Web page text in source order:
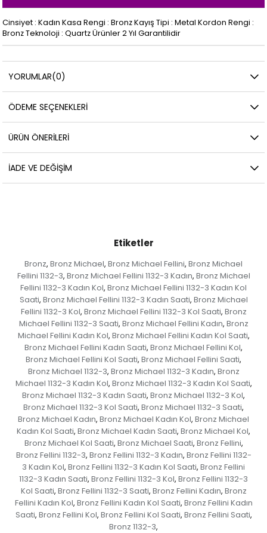
Cinsiyet : Kadın Kasa Rengi : Bronz Kayış Tipi : Metal Kordon Rengi :
Bronz Teknoloji : Quartz Ürünler 2 Yıl Garantilidir
YORUMLAR(0)
ÖDEME SEÇENEKLERI
ÜRÜN ÖNERILERI
İADE VE DEĞIŞIM
Etiketler
Bronz, Bronz Michael, Bronz Michael Fellini, Bronz Michael
Fellini 1132-3, Bronz Michael Fellini 1132-3 Kadın, Bronz Michael
Fellini 1132-3 Kadın Kol, Bronz Michael Fellini 1132-3 Kadın Kol
Saati, Bronz Michael Fellini 1132-3 Kadın Saati, Bronz Michael
Fellini 1132-3 Kol, Bronz Michael Fellini 1132-3 Kol Saati, Bronz
Michael Fellini 1132-3 Saati, Bronz Michael Fellini Kadın, Bronz
Michael Fellini Kadın Kol, Bronz Michael Fellini Kadın Kol Saati,
Bronz Michael Fellini Kadın Saati, Bronz Michael Fellini Kol,
Bronz Michael Fellini Kol Saati, Bronz Michael Fellini Saati,
Bronz Michael 1132-3, Bronz Michael 1132-3 Kadın, Bronz
Michael 1132-3 Kadın Kol, Bronz Michael 1132-3 Kadın Kol Saati,
Bronz Michael 1132-3 Kadın Saati, Bronz Michael 1132-3 Kol,
Bronz Michael 1132-3 Kol Saati, Bronz Michael 1132-3 Saati,
Bronz Michael Kadın, Bronz Michael Kadın Kol, Bronz Michael
Kadın Kol Saati, Bronz Michael Kadın Saati, Bronz Michael Kol,
Bronz Michael Kol Saati, Bronz Michael Saati, Bronz Fellini,
Bronz Fellini 1132-3, Bronz Fellini 1132-3 Kadın, Bronz Fellini 1132-
3 Kadın Kol, Bronz Fellini 1132-3 Kadın Kol Saati, Bronz Fellini
1132-3 Kadın Saati, Bronz Fellini 1132-3 Kol, Bronz Fellini 1132-3
Kol Saati, Bronz Fellini 1132-3 Saati, Bronz Fellini Kadın, Bronz
Fellini Kadın Kol, Bronz Fellini Kadın Kol Saati, Bronz Fellini Kadın
Saati, Bronz Fellini Kol, Bronz Fellini Kol Saati, Bronz Fellini Saati,
Bronz 1132-3,